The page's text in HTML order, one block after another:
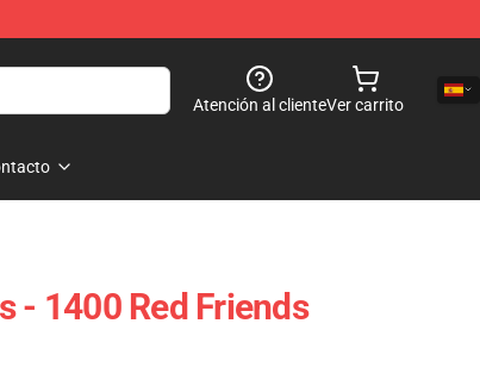
Atención al clienteVer carrito
- 1400 Red Friends